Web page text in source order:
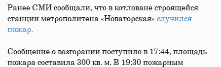
Ранее СМИ сообщали, что в котловане строящейся
станции метрополитена «Новаторская» случился
пожар.
Сообщение о возгорании поступило в 17:44, площадь
пожара составила 300 кв. м. В 19:30 пожарным